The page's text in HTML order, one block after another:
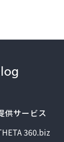
供サービス
360.biz